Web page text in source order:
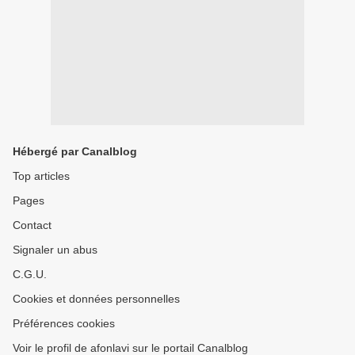
Hébergé par Canalblog
Top articles
Pages
Contact
Signaler un abus
C.G.U.
Cookies et données personnelles
Préférences cookies
Voir le profil de afonlavi sur le portail Canalblog